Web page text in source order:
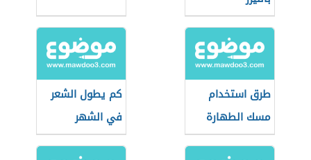
طرق استخدام
مسك الطهارة
كم يطول الشعر
في الشهر